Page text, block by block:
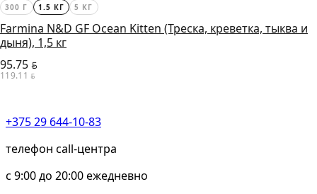
300 Г 1.5 КГ 5 КГ
Farmina N&D GF Ocean Kitten (Треска, креветка, тыква и
дыня), 1,5 кг
95.75 BYN
119.11 BYN
+375 29 644-10-83
телефон call-центра
c 9:00 до 20:00 ежедневно